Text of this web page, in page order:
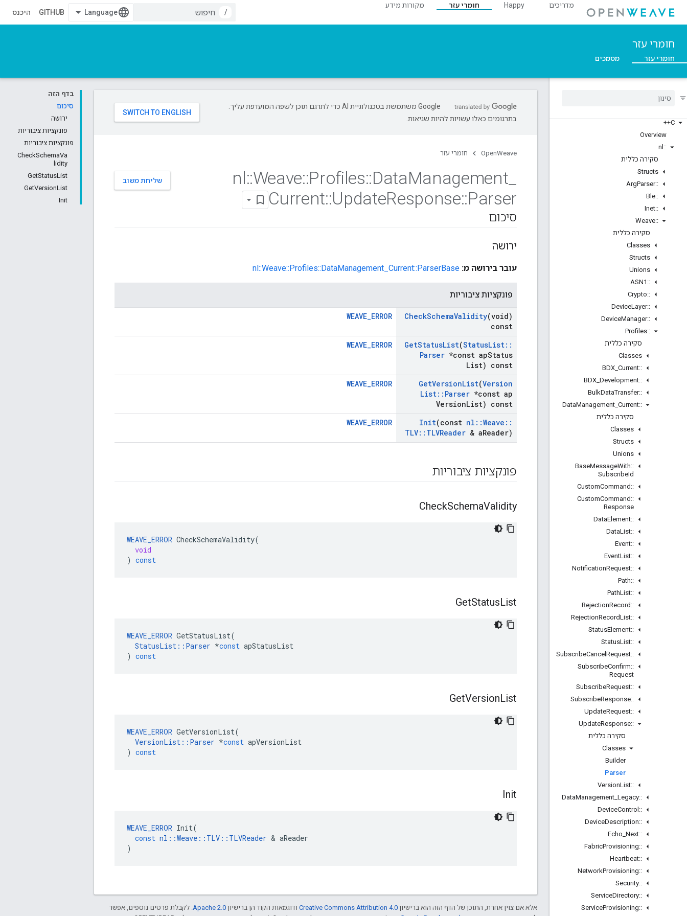
מדריכים Happy חומרי עזר
מקורות מידע
/
GITHUB היכנס
חומרי עזר
חומרי עזר מסמכים
C++
Overview
::
nl
סקירה כללית
Structs
::
ArgParser
::
Ble
::
Inet
::
Weave
סקירה כללית
Classes
Structs
Unions
::
ASN1
::
Crypto
::
DeviceLayer
::
DeviceManager
::
Profiles
סקירה כללית
Classes
::
BDX Current
::
BDX Development
::
BulkDataTransfer
::
DataManagement Current
סקירה כללית
Classes
Structs
Unions
::
BaseMessageWith
SubscribeId
::
CustomCommand
::
CustomCommand
Response
::
DataElement
::
DataList
::
Event
::
EventList
::
NotificationRequest
::
Path
::
PathList
::
RejectionRecord
::
RejectionRecordList
::
StatusElement
::
StatusList
::
SubscribeCancel Request
::
SubscribeConfirm
Request
::
SubscribeRequest
::
SubscribeResponse
::
UpdateRequest
::
UpdateResponse
סקירה כללית
Classes
Builder
Parser
::
VersionList
::
DataManagement Legacy
::
DeviceControl
::
DeviceDescription
::
Echo Next
::
FabricProvisioning
::
Heartbeat
::
NetworkProvisioning
::
Security
::
ServiceDirectory
::
ServiceProvisioning
בדף הזה
סיכום
ירושה
פונקציות ציבוריות
פונקציות ציבוריות
CheckSchemaVa
lidity
GetStatusList
GetVersionList
Init
‫Google משתמשת בטכנולוגיית AI כדי לתרגם תוכן לשפה המועדפת עליך.
בתרגומים כאלו עשויות להיות שגיאות.
OpenWeave חומרי עזר
שליחת משוב nl::Weave::Profiles::DataManagement
Current::UpdateResponse::Parser
סיכום
ירושה
עובר בירושה מ: nl::Weave::Profiles::DataManagement_Current::ParserBase
פונקציות ציבוריות
CheckSchemaValidity(void)
const
WEAVE_ERROR
GetStatusList(StatusList::
Parser *const apStatus
List) const
WEAVE_ERROR
GetVersionList(Version
List:: Parser *const ap
VersionList) const
WEAVE_ERROR
Init(const nl ::Weave ::
TLV:: TLVReader & aReader)
WEAVE_ERROR
פונקציות ציבוריות
CheckSchemaValidity
WEAVE_ERROR CheckSchemaValidity(
void
) const
GetStatusList
WEAVE_ERROR GetStatusList(
StatusList :: Parser *const apStatusList
) const
GetVersionList
WEAVE_ERROR GetVersionList(
VersionList :: Parser *const apVersionList
) const
Init
WEAVE_ERROR Init(
const nl ::Weave :: TLV :: TLVReader & aReader
)
אלא אם צוין אחרת, התוכן של הדף הזה הוא ברישיון Creative Commons Attribution 4.0‏ ודוגמאות הקוד הן ברישיון Apache 2.0‏. לקבלת פרטים נוספים, אפשר